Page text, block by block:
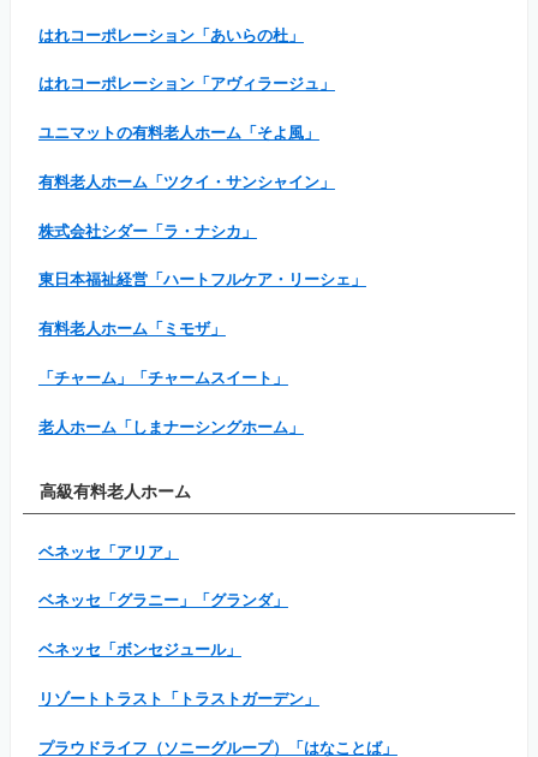
はれコーポレーション「あいらの杜」
はれコーポレーション「アヴィラージュ」
ユニマットの有料老人ホーム「そよ風」
有料老人ホーム「ツクイ・サンシャイン」
株式会社シダー「ラ・ナシカ」
東日本福祉経営「ハートフルケア・リーシェ」
有料老人ホーム「ミモザ」
「チャーム」「チャームスイート」
老人ホーム「しまナーシングホーム」
高級有料老人ホーム
ベネッセ「アリア」
ベネッセ「グラニー」「グランダ」
ベネッセ「ボンセジュール」
リゾートトラスト「トラストガーデン」
プラウドライフ（ソニーグループ）「はなことば」